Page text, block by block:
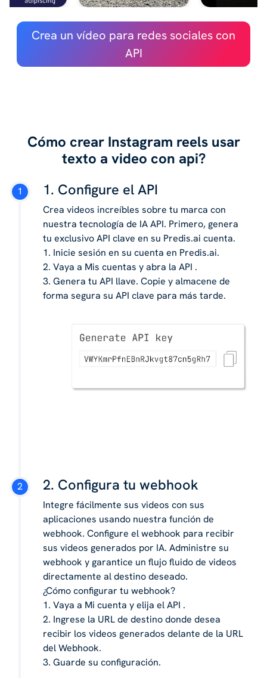
Crea un vídeo para redes sociales con
API
Cómo crear Instagram reels usar
texto a video con api?
1. Configure el API
Crea videos increíbles sobre tu marca con
nuestra tecnología de IA API. Primero, genera
tu exclusivo API clave en su Predis.ai cuenta.
1. Inicie sesión en su cuenta en Predis.ai.
2. Vaya a Mis cuentas y abra la API .
3. Genera tu API llave. Copie y almacene de
forma segura su API clave para más tarde.
2. Configura tu webhook
Integre fácilmente sus videos con sus
aplicaciones usando nuestra función de
webhook. Configure el webhook para recibir
sus videos generados por IA. Administre su
webhook y garantice un flujo fluido de videos
directamente al destino deseado.
¿Cómo configurar tu webhook?
1. Vaya a Mi cuenta y elija el API .
2. Ingrese la URL de destino donde desea
recibir los videos generados delante de la URL
del Webhook.
3. Guarde su configuración.